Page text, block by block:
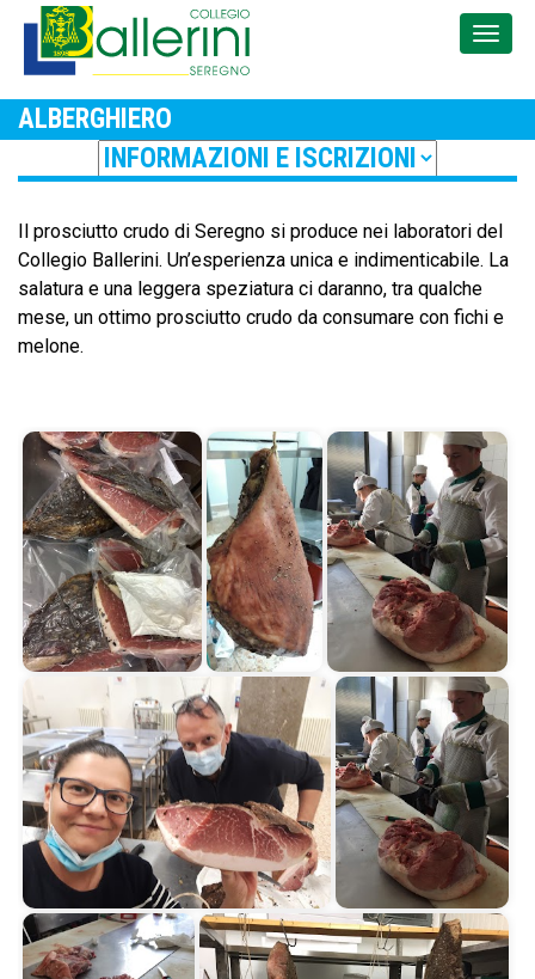
ALBERGHIERO
Il prosciutto crudo di Seregno si produce nei laboratori del
Collegio Ballerini. Un’esperienza unica e indimenticabile. La
salatura e una leggera speziatura ci daranno, tra qualche
mese, un ottimo prosciutto crudo da consumare con fichi e
melone.